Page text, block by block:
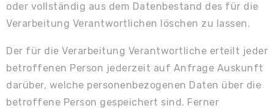
oder vollständig aus dem Datenbestand des für die
Verarbeitung Verantwortlichen löschen zu lassen.
Der für die Verarbeitung Verantwortliche erteilt jeder
betroffenen Person jederzeit auf Anfrage Auskunft
darüber, welche personenbezogenen Daten über die
betroffene Person gespeichert sind. Ferner